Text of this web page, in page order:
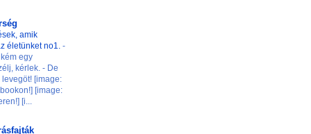
amik
életünket no1. -
egy
kérlek. - De
[image:
[image:
[i...